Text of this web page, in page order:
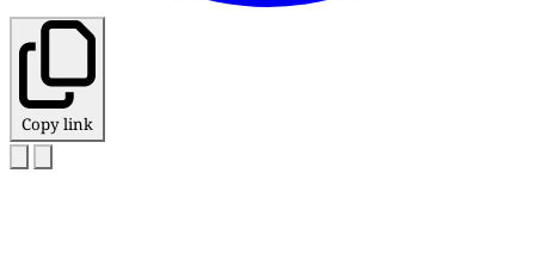
Copy link